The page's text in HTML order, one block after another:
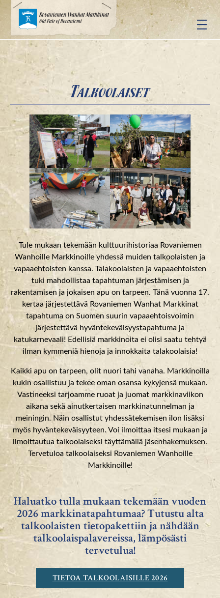
Siirry
sisältöön
Talkoolaiset
Tule mukaan tekemään kulttuurihistoriaa Rovaniemen
Wanhoille Markkinoille yhdessä muiden talkoolaisten ja
vapaaehtoisten kanssa. Talakoolaisten ja vapaaehtoisten
tuki mahdollistaa tapahtuman järjestämisen ja
rakentamisen ja jokaisen apu on tarpeen. Tänä vuonna 17.
kertaa järjestettävä Rovaniemen Wanhat Markkinat
tapahtuma on Suomen suurin vapaaehtoisvoimin
järjestettävä hyväntekeväisyystapahtuma ja
katukarnevaali! Edellisiä markkinoita ei olisi saatu tehtyä
ilman kymmeniä hienoja ja innokkaita talakoolaisia!
Kaikki apu on tarpeen, olit nuori tahi vanaha. Markkinoilla
kukin osallistuu ja tekee oman osansa kykyjensä mukaan.
Vastineeksi tarjoamme ruoat ja juomat markkinaviikon
aikana sekä ainutkertaisen markkinatunnelman ja
meiningin. Näin osallistut yhdessätekemisen ilon lisäksi
myös hyväntekeväisyyteen. Voi ilmoittaa itsesi mukaan ja
ilmoittautua talkoolaiseksi täyttämällä jäsenhakemuksen.
Tervetuloa talkoolaiseksi Rovaniemen Wanhoille
Markkinoille!
Haluatko tulla mukaan tekemään vuoden
2026 markkinatapahtumaa? Tutustu alta
talkoolaisten tietopakettiin ja nähdään
talkoolaispalavereissa, lämpösästi
tervetulua!
TIETOA TALKOOLAISILLE 2026